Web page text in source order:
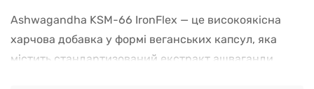
Ashwagandha KSM-66 IronFlex — це високоякісна
харчова добавка у формі веганських капсул, яка
містить стандартизований екстракт ашваганди